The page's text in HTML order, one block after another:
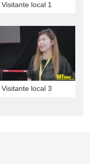
Visitante local 1
Visitante local 3